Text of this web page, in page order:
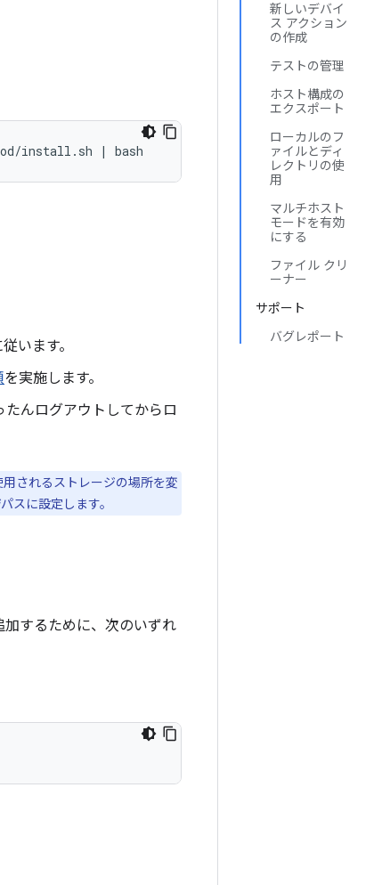
新しいデバイ
ス アクション
の作成
テストの管理
ホスト構成の
エクスポート
ローカルのフ
ァイルとディ
レクトリの使
用
マルチホスト
モードを有効
にする
ファイル クリ
ーナー
サポート
バグレポート
従います。
を実施します。
んログアウトしてからロ
されるストレージの場所を変
スに設定します。
するために、次のいずれ